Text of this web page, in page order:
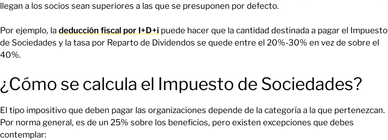
llegan a los socios sean superiores a las que se presuponen por defecto.
Por ejemplo, la deducción fiscal por I+D+i puede hacer que la cantidad destinada a pagar el Impuesto
de Sociedades y la tasa por Reparto de Dividendos se quede entre el 20%-30% en vez de sobre el
40%.
¿Cómo se calcula el Impuesto de Sociedades?
El tipo impositivo que deben pagar las organizaciones depende de la categoría a la que pertenezcan.
Por norma general, es de un 25% sobre los beneficios, pero existen excepciones que debes
contemplar: